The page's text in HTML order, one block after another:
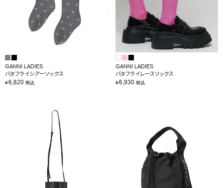
GANNI LADIES
バタフライシアーソックス
¥6,820 税込
GANNI LADIES
バタフライレースソックス
¥6,930 税込